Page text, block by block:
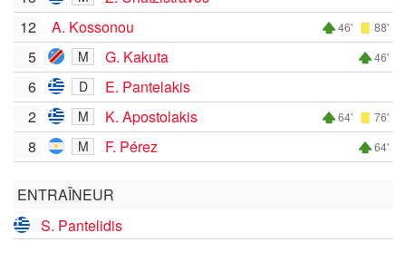
12
A. Kossonou 46' 88'
5 M G. Kakuta 46'
6 D
E. Pantelakis
2
M K. Apostolakis 64' 76'
8 M F. Pérez 64'
ENTRAÎNEUR
S. Pantelidis